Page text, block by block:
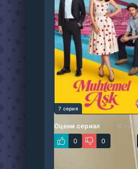
7 серия
Оцени сериал
0
0
(0